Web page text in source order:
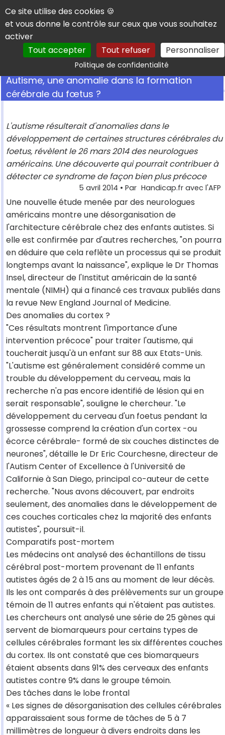
Panneau de gestion des cookies
Ce site utilise des cookies 🍪
et vous donne le contrôle sur ceux que vous souhaitez
activer
Tout accepter
Tout refuser Personnaliser
Politique de confidentialitéRechercher
Autisme, une anomalie dans la formation
cérébrale du fœtus ?
L'autisme résulterait d'anomalies dans le
développement de certaines structures cérébrales du
foetus, révèlent le 26 mars 2014 des neurologues
américains. Une découverte qui pourrait contribuer à
détecter ce syndrome de façon bien plus précoce
5 avril 2014 • Par Handicap.fr avec l'AFP
Une nouvelle étude menée par des neurologues
américains montre une désorganisation de
l'architecture cérébrale chez des enfants autistes. Si
elle est confirmée par d'autres recherches, "on pourra
en déduire que cela reflète un processus qui se produit
longtemps avant la naissance", explique le Dr Thomas
Insel, directeur de l'Institut américain de la santé
mentale (NIMH) qui a financé ces travaux publiés dans
la revue New England Journal of Medicine.
Des anomalies du cortex ?
"Ces résultats montrent l'importance d'une
intervention précoce" pour traiter l'autisme, qui
toucherait jusqu'à un enfant sur 88 aux Etats-Unis.
"L'autisme est généralement considéré comme un
trouble du développement du cerveau, mais la
recherche n'a pas encore identifié de lésion qui en
serait responsable", souligne le chercheur. "Le
développement du cerveau d'un foetus pendant la
grossesse comprend la création d'un cortex -ou
écorce cérébrale- formé de six couches distinctes de
neurones", détaille le Dr Eric Courchesne, directeur de
l'Autism Center of Excellence à l'Université de
Californie à San Diego, principal co-auteur de cette
recherche. "Nous avons découvert, par endroits
seulement, des anomalies dans le développement de
ces couches corticales chez la majorité des enfants
autistes", poursuit-il.
Comparatifs post-mortem
Les médecins ont analysé des échantillons de tissu
cérébral post-mortem provenant de 11 enfants
autistes âgés de 2 à 15 ans au moment de leur décès.
Ils les ont comparés à des prélèvements sur un groupe
témoin de 11 autres enfants qui n'étaient pas autistes.
Les chercheurs ont analysé une série de 25 gènes qui
servent de biomarqueurs pour certains types de
cellules cérébrales formant les six différentes couches
du cortex. Ils ont constaté que ces biomarqueurs
étaient absents dans 91% des cerveaux des enfants
autistes contre 9% dans le groupe témoin.
Des tâches dans le lobe frontal
« Les signes de désorganisation des cellules cérébrales
apparaissaient sous forme de tâches de 5 à 7
millimètres de longueur à divers endroits dans les